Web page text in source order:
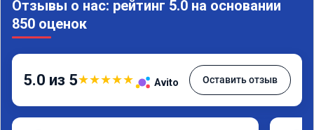
Отзывы о нас: рейтинг 5.0 на основании
850 оценок
5.0 из 5★★★★★ Avito Оставить отзыв